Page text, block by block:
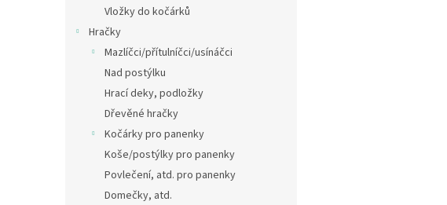
Vložky do kočárků
Hračky
Mazlíčci/přítulníčci/usínáčci
Nad postýlku
Hrací deky, podložky
Dřevěné hračky
Kočárky pro panenky
Koše/postýlky pro panenky
Povlečení, atd. pro panenky
Domečky, atd.